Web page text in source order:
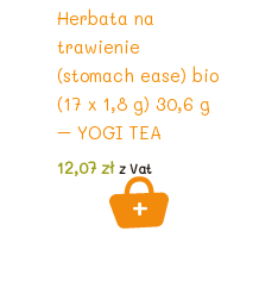
Herbata na
trawienie
(stomach ease) bio
(17 x 1,8 g) 30,6 g
– YOGI TEA
12,07zł z Vat